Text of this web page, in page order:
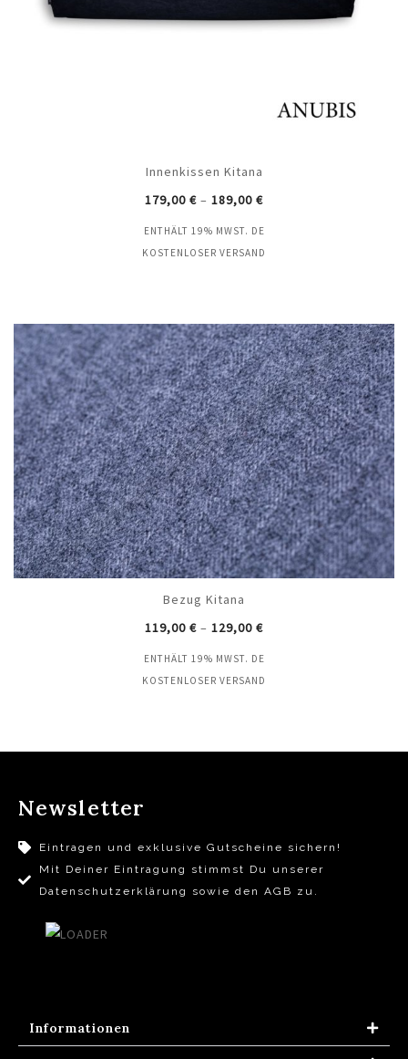
Innenkissen Kitana
179,00 € – 189,00 €
ENTHÄLT 19% MWST. DE
KOSTENLOSER VERSAND
Bezug Kitana
119,00 € – 129,00 €
ENTHÄLT 19% MWST. DE
KOSTENLOSER VERSAND
Newsletter
Eintragen und exklusive Gutscheine sichern!
Mit Deiner Eintragung stimmst Du unserer
Datenschutzerklärung sowie den AGB zu.
Informationen